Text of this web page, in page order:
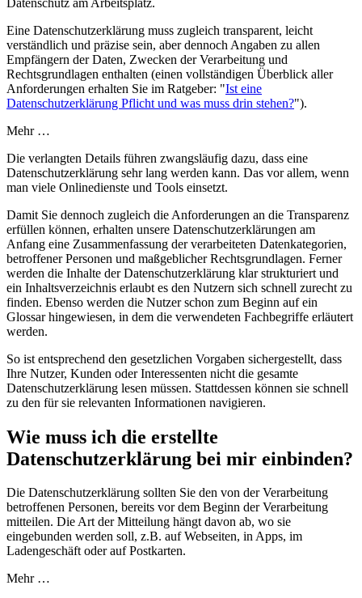
Eine Datenschutzerklärung muss zugleich transparent, leicht
verständlich und präzise sein, aber dennoch Angaben zu allen
Empfängern der Daten, Zwecken der Verarbeitung und
Rechtsgrundlagen enthalten (einen vollständigen Überblick aller
Anforderungen erhalten Sie im Ratgeber: "Ist eine
Datenschutzerklärung Pflicht und was muss drin stehen?").
Mehr …
Die verlangten Details führen zwangsläufig dazu, dass eine
Datenschutzerklärung sehr lang werden kann. Das vor allem, wenn
man viele Onlinedienste und Tools einsetzt.
Damit Sie dennoch zugleich die Anforderungen an die Transparenz
erfüllen können, erhalten unsere Datenschutzerklärungen am
Anfang eine Zusammenfassung der verarbeiteten Datenkategorien,
betroffener Personen und maßgeblicher Rechtsgrundlagen. Ferner
werden die Inhalte der Datenschutzerklärung klar strukturiert und
ein Inhaltsverzeichnis erlaubt es den Nutzern sich schnell zurecht zu
finden. Ebenso werden die Nutzer schon zum Beginn auf ein
Glossar hingewiesen, in dem die verwendeten Fachbegriffe erläutert
werden.
So ist entsprechend den gesetzlichen Vorgaben sichergestellt, dass
Ihre Nutzer, Kunden oder Interessenten nicht die gesamte
Datenschutzerklärung lesen müssen. Stattdessen können sie schnell
zu den für sie relevanten Informationen navigieren.
Wie muss ich die erstellte
Datenschutzerklärung bei mir einbinden?
Die Datenschutzerklärung sollten Sie den von der Verarbeitung
betroffenen Personen, bereits vor dem Beginn der Verarbeitung
mitteilen. Die Art der Mitteilung hängt davon ab, wo sie
eingebunden werden soll, z.B. auf Webseiten, in Apps, im
Ladengeschäft oder auf Postkarten.
Mehr …